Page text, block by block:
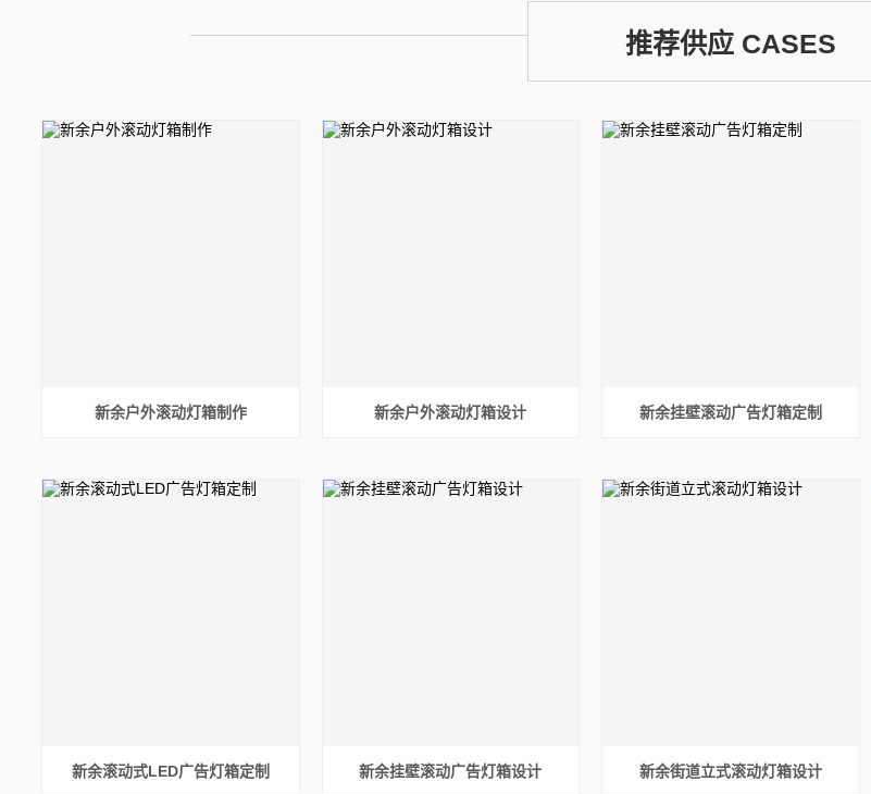
推荐供应 CASES
新余户外滚动灯箱制作 新余户外滚动灯箱设计 新余挂壁滚动广告灯箱定制
新余滚动式LED广告灯箱定制 新余挂壁滚动广告灯箱设计 新余街道立式滚动灯箱设计